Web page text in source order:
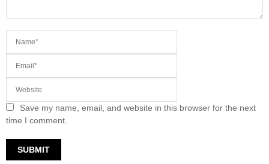
Save my name, email, and website in this browser for the next
time I comment.